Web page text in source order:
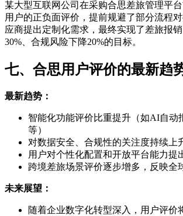
某大型互联网公司在采购合思差旅管理平
用户的正负面评价，提前规避了部分流程
应商提出定制化需求，最终实现了差旅报
30%、合规风险下降20%的目标。
七、合思用户评价的最新趋
最新趋势：
智能化功能评价比重提升（如AI自动
等）
对数据安全、合规性的关注度持续上
用户对个性化配置和开放平台能力提
跨境差旅场景评价逐步增多，反映全
未来展望：
随着企业数字化转型深入，用户评价